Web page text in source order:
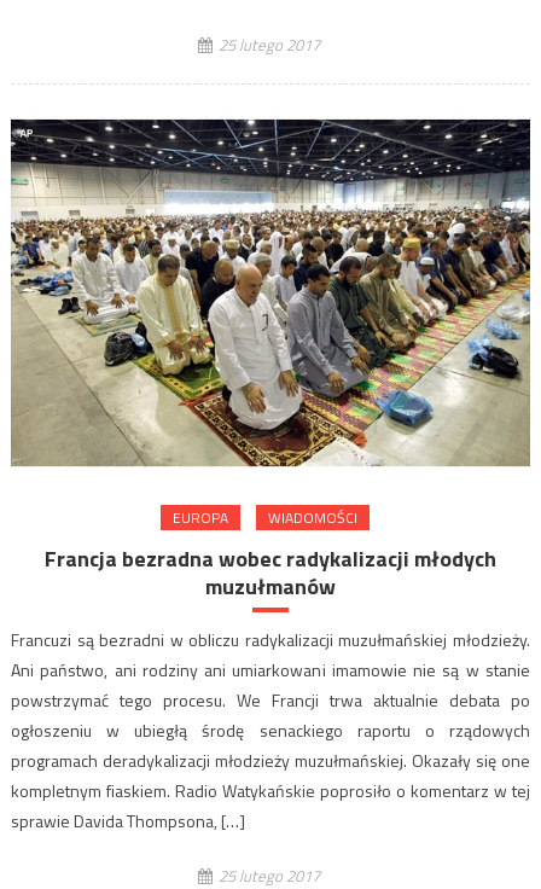
25 lutego 2017
EUROPA WIADOMOŚCI
Francja bezradna wobec radykalizacji młodych
muzułmanów
Francuzi są bezradni w obliczu radykalizacji muzułmańskiej młodzieży.
Ani państwo, ani rodziny ani umiarkowani imamowie nie są w stanie
powstrzymać tego procesu. We Francji trwa aktualnie debata po
ogłoszeniu w ubiegłą środę senackiego raportu o rządowych
programach deradykalizacji młodzieży muzułmańskiej. Okazały się one
kompletnym fiaskiem. Radio Watykańskie poprosiło o komentarz w tej
sprawie Davida Thompsona, […]
25 lutego 2017